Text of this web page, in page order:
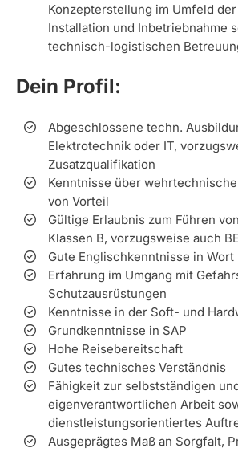
Konzepterstellung im Umfeld
Installation und Inbetriebnahme
technisch-logistischen
Dein Profil:
Abgeschlossene techn.
Elektrotechnik oder IT,
Zusatzqualifikation
Kenntnisse über
von Vorteil
Gültige Erlaubnis zum Führen
Klassen B, vorzugsweise auch
Gute Englischkenntnisse in
Erfahrung im Umgang mit
Schutzausrüstungen
Kenntnisse in der Soft- und
Grundkenntnisse in SAP
Hohe Reisebereitschaft
Gutes technisches Verständnis
Fähigkeit zur selbstständigen
eigenverantwortlichen Arbeit
dienstleistungsorientiertes
Ausgeprägtes Maß an Sorgfalt,